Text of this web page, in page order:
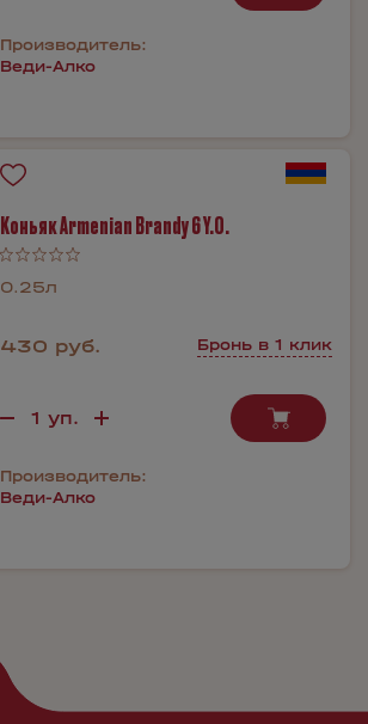
Производитель:
Веди-Алко
Коньяк Armenian Brandy 6 Y.O.
0.25л
430 руб. Бронь в 1 клик
Производитель:
Веди-Алко